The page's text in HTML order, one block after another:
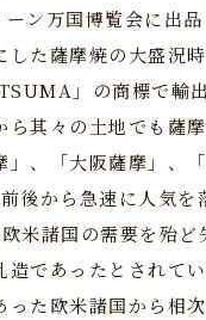
ン万国博覧会に出
た薩摩焼の大盛況時
」の商標で輸
其々の土地でも薩
」、「大阪薩摩」、
後から急速に人気を
米諸国の需要を殆ど
であったとされてい
た欧米諸国から相